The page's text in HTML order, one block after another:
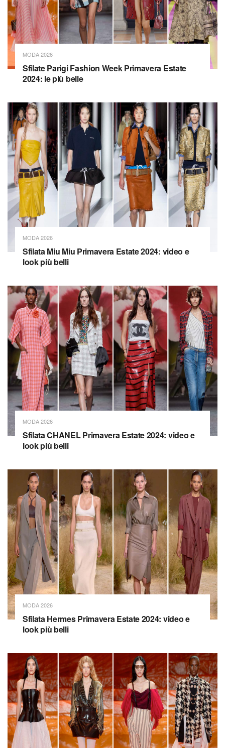
MODA 2026
Sfilate Parigi Fashion Week Primavera Estate
2024: le più belle
MODA 2026
Sfilata Miu Miu Primavera Estate 2024: video e
look più belli
MODA 2026
Sfilata CHANEL Primavera Estate 2024: video e
look più belli
MODA 2026
Sfilata Hermes Primavera Estate 2024: video e
look più belli